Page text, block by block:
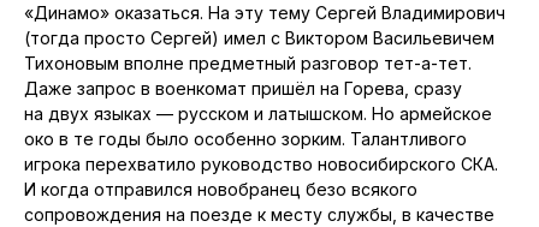
«Динамо» оказаться. На эту тему Сергей Владимирович
(тогда просто Сергей) имел с Виктором Васильевичем
Тихоновым вполне предметный разговор тет-а-тет.
Даже запрос в военкомат пришёл на Горева, сразу
на двух языках — русском и латышском. Но армейское
око в те годы было особенно зорким. Талантливого
игрока перехватило руководство новосибирского СКА.
И когда отправился новобранец безо всякого
сопровождения на поезде к месту службы, в качестве